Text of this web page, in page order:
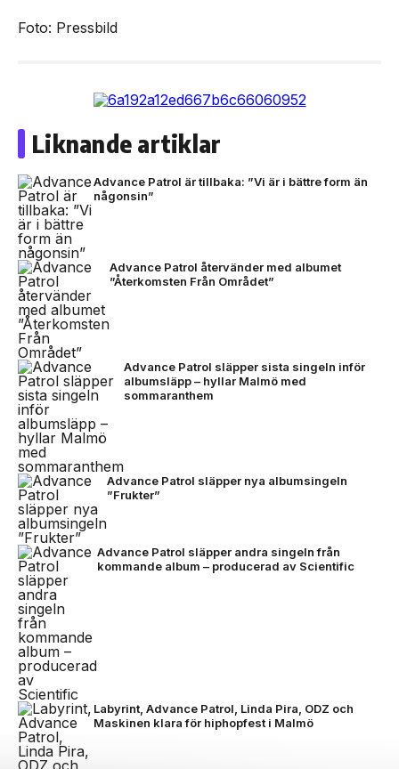
Foto: Pressbild
Liknande artiklar
Advance Patrol är tillbaka: ”Vi är i bättre form än
någonsin”
Advance Patrol återvänder med albumet
”Återkomsten Från Området”
Advance Patrol släpper sista singeln inför
albumsläpp – hyllar Malmö med
sommaranthem
Advance Patrol släpper nya albumsingeln
”Frukter”
Advance Patrol släpper andra singeln från
kommande album – producerad av Scientific
Labyrint, Advance Patrol, Linda Pira, ODZ och
Maskinen klara för hiphopfest i Malmö